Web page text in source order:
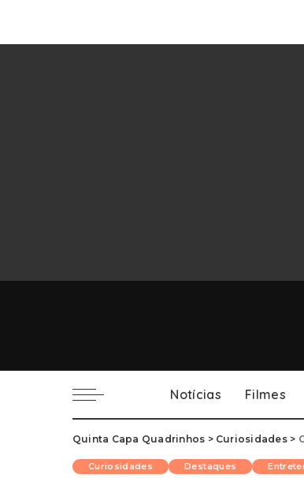
Notícias Filmes
Quinta Capa Quadrinhos > Curiosidades>
Curiosidades Destaques